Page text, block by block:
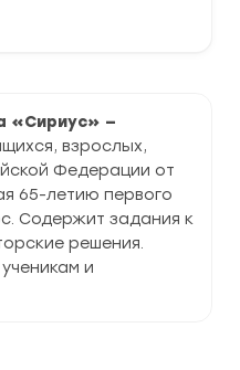
«Сириус» —
взрослых,
Федерации от
65-летию первого
Содержит задания к
решения.
и